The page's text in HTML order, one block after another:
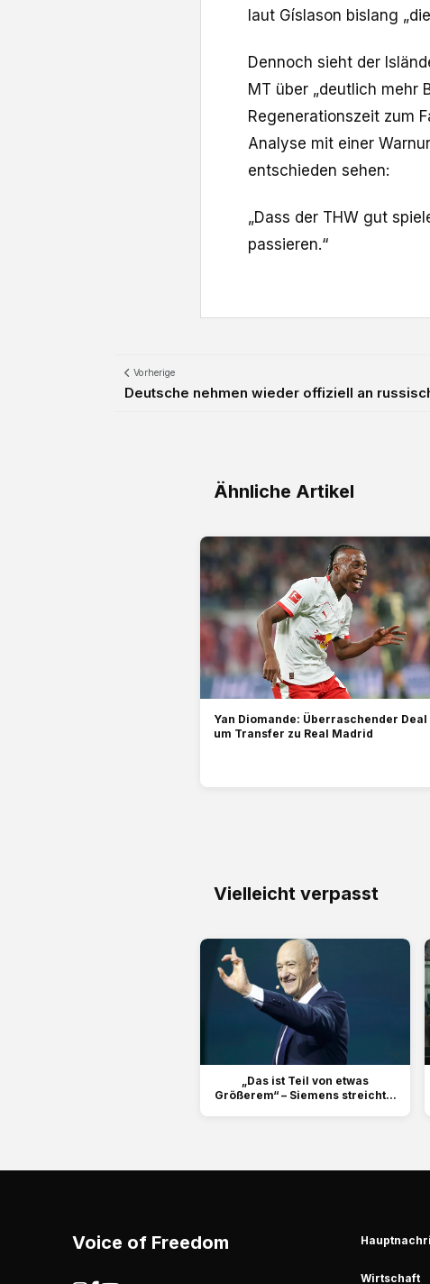
laut Gíslason bislang
Dennoch sieht der
MT über „deutlich mehr
Regenerationszeit zum
Analyse mit einer
entschieden sehen:
„Dass der THW gut
passieren.“
Vorherige
Deutsche nehmen wieder offiziell an
Ähnliche Artikel
Yan Diomande: Überraschender Deal
um Transfer zu Real Madrid
Vielleicht verpasst
„Das ist Teil von etwas
Größerem“ – Siemens streicht...
Voice of Freedom
Wirtschaft